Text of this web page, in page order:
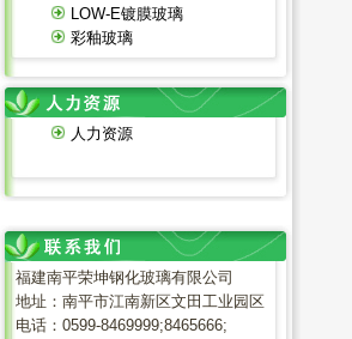
LOW-E镀膜玻璃
彩釉玻璃
人力资源
福建南平荣坤钢化玻璃有限公司
地址：南平市江南新区文田工业园区
电话：0599-8469999;8465666;